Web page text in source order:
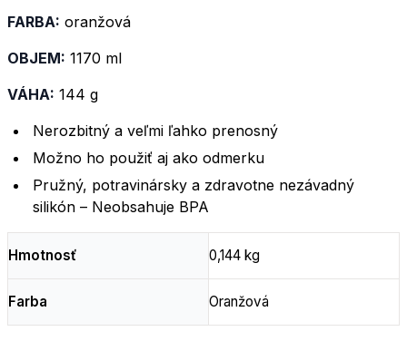
FARBA: oranžová
OBJEM: 1170 ml
VÁHA: 144 g
Nerozbitný a veľmi ľahko prenosný
Možno ho použiť aj ako odmerku
Pružný, potravinársky a zdravotne nezávadný
silikón – Neobsahuje BPA
Hmotnosť 0,144 kg
Farba Oranžová